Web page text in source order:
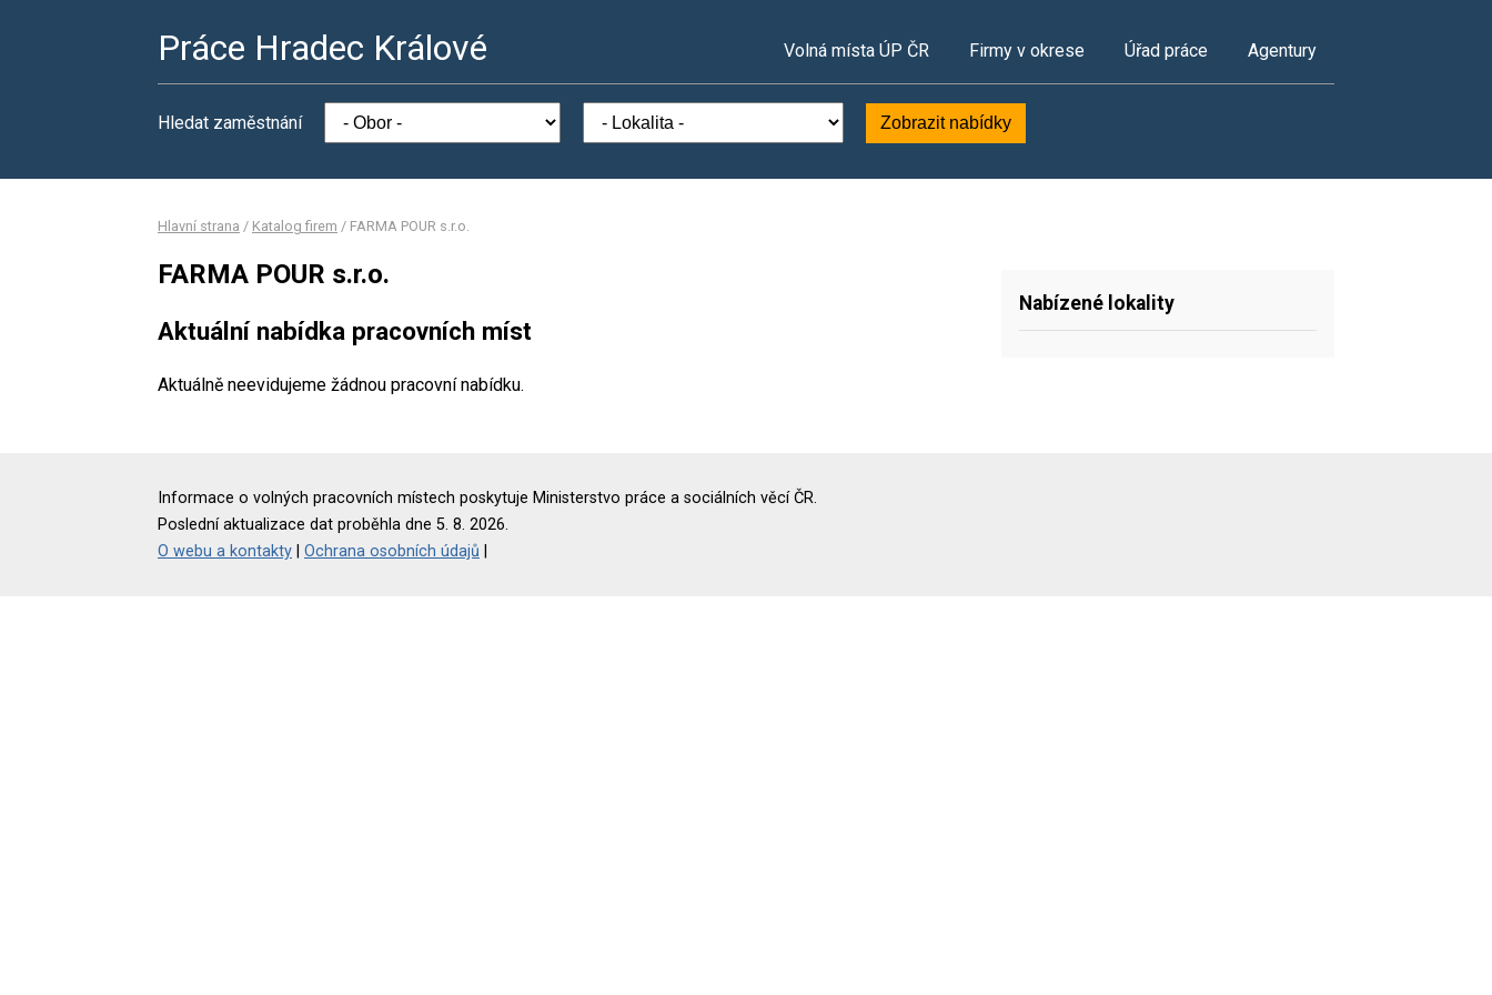
Práce Hradec Králové Volná místa ÚP ČR Firmy v okrese Úřad práce Agentury
Hledat zaměstnání Zobrazit nabídky
Hlavní strana / Katalog firem / FARMA POUR s.r.o.
FARMA POUR s.r.o.
Aktuální nabídka pracovních míst
Aktuálně neevidujeme žádnou pracovní nabídku.
Nabízené lokality
Informace o volných pracovních místech poskytuje Ministerstvo práce a sociálních věcí ČR.
Poslední aktualizace dat proběhla dne 5. 8. 2026.
O webu a kontakty
Ochrana osobních údajů